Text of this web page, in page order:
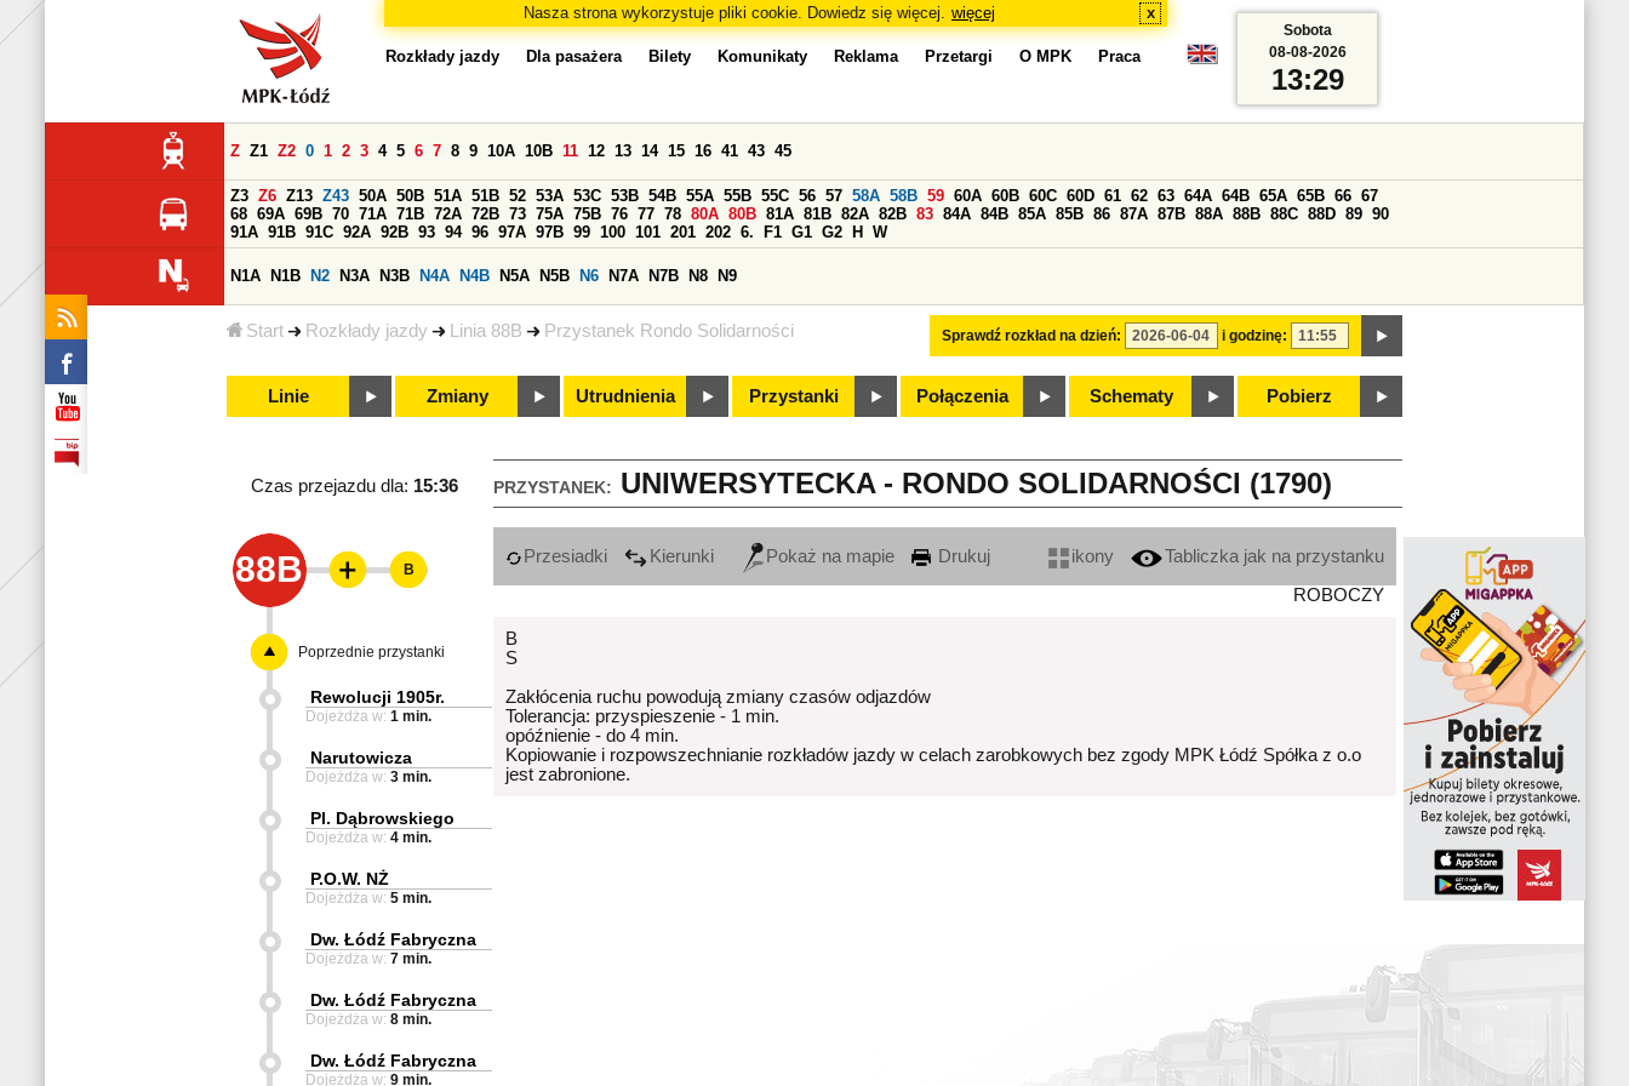
Nasza strona wykorzystuje pliki cookie. Dowiedz się więcej. więcej x
Start Rozkłady jazdy Linia 88B Przystanek Rondo Solidarności
Rozkłady jazdy Dla pasażera Bilety Komunikaty Reklama Przetargi O MPK Praca
Sprawdź rozkład na dzień: i godzinę:
Z Z1 Z2 0 1 2 3 4 5 6 7 8 9 10A 10B 11 12 13 14 15 16 41 43 45
Z3 Z6 Z13 Z43 50A 50B 51A 51B 52 53A 53C 53B 54B 55A 55B 55C 56 57 58A 58B 59 60A 60B 60C 60D 61 62 63 64A 64B 65A 65B 66 67
68 69A 69B 70 71A 71B 72A 72B 73 75A 75B 76 77 78 80A 80B 81A 81B 82A 82B 83 84A 84B 85A 85B 86 87A 87B 88A 88B 88C 88D 89 90
91A 91B 91C 92A 92B 93 94 96 97A 97B 99 100 101 201 202 6. F1 G1 G2 H W
N1A N1B N2 N3A N3B N4A N4B N5A N5B N6 N7A N7B N8 N9
Linie Zmiany Utrudnienia Przystanki Połączenia Schematy Pobierz
Sobota
08-08-2026
13:29
PRZYSTANEK: UNIWERSYTECKA - RONDO SOLIDARNOŚCI (1790)
Czas przejazdu dla: 15:36
88B Przesiadki Kierunki Pokaż na mapie Drukuj ikony
Tabliczka jak na przystanku
ROBOCZY
B
S
Zakłócenia ruchu powodują zmiany czasów odjazdów
Tolerancja: przyspieszenie - 1 min.
opóźnienie - do 4 min.
Kopiowanie i rozpowszechnianie rozkładów jazdy w celach zarobkowych bez zgody MPK Łódź Spółka z o.o
jest zabronione.
B
Poprzednie przystanki
Rewolucji 1905r.
Dojeżdża w: 1 min.
Narutowicza
Dojeżdża w: 3 min.
Pl. Dąbrowskiego
Dojeżdża w: 4 min.
P.O.W. NŻ
Dojeżdża w: 5 min.
Dw. Łódź Fabryczna
Dojeżdża w: 7 min.
Dw. Łódź Fabryczna
Dojeżdża w: 8 min.
Dw. Łódź Fabryczna
Dojeżdża w: 9 min.